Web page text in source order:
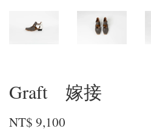
Graft 嫁接
NT$ 9,100